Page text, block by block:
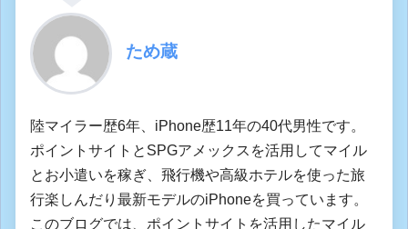
ため蔵
陸マイラー歴6年、iPhone歴11年の40代男性です。
ポイントサイトとSPGアメックスを活用してマイル
とお小遣いを稼ぎ、飛行機や高級ホテルを使った旅
行楽しんだり最新モデルのiPhoneを買っています。
このブログでは、ポイントサイトを活用したマイル